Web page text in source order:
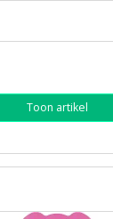
Toon artikel